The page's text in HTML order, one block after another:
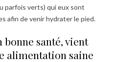
parfois verts) qui eux sont
afin de venir hydrater le pied.
bonne santé, vient
alimentation saine